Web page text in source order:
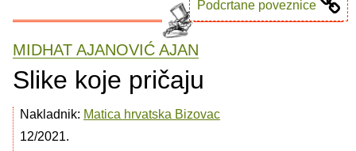
Podcrtane poveznice
MIDHAT AJANOVIĆ AJAN
Slike koje pričaju
Nakladnik: Matica hrvatska Bizovac
12/2021.